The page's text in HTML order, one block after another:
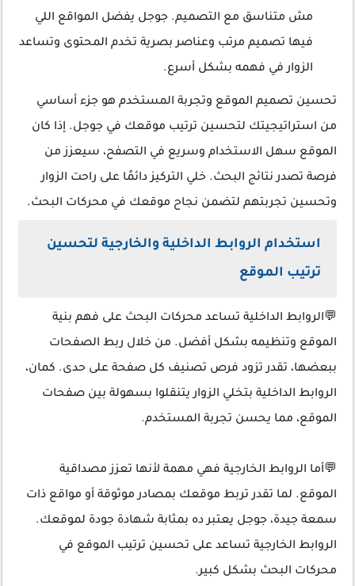
مش متناسق مع التصميم. جوجل يفضل المواقع اللي
فيها تصميم مرتب وعناصر بصرية تخدم المحتوى وتساعد
الزوار في فهمه بشكل أسرع.
تحسين تصميم الموقع وتجربة المستخدم هو جزء أساسي
من استراتيجيتك لتحسين ترتيب موقعك في جوجل. إذا كان
الموقع سهل الاستخدام وسريع في التصفح، سيعزز من
فرصة تصدر نتائج البحث. خلي التركيز دائمًا على راحت الزوار
وتحسين تجربتهم لتضمن نجاح موقعك في محركات البحث.
استخدام الروابط الداخلية والخارجية لتحسين
ترتيب الموقع
💬الروابط الداخلية تساعد محركات البحث على فهم بنية
الموقع وتنظيمه بشكل أفضل. من خلال ربط الصفحات
ببعضها، تقدر تزود فرص تصنيف كل صفحة على حدى. كمان،
الروابط الداخلية بتخلي الزوار يتنقلوا بسهولة بين صفحات
الموقع، مما يحسن تجربة المستخدم.
💬أما الروابط الخارجية فهي مهمة لأنها تعزز مصداقية
الموقع. لما تقدر تربط موقعك بمصادر موثوقة أو مواقع ذات
سمعة جيدة، جوجل يعتبر ده بمثابة شهادة جودة لموقعك.
الروابط الخارجية تساعد على تحسين ترتيب الموقع في
محركات البحث بشكل كبير.